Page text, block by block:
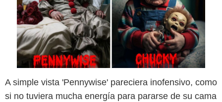
A simple vista 'Pennywise' pareciera inofensivo, como
si no tuviera mucha energía para pararse de su cama